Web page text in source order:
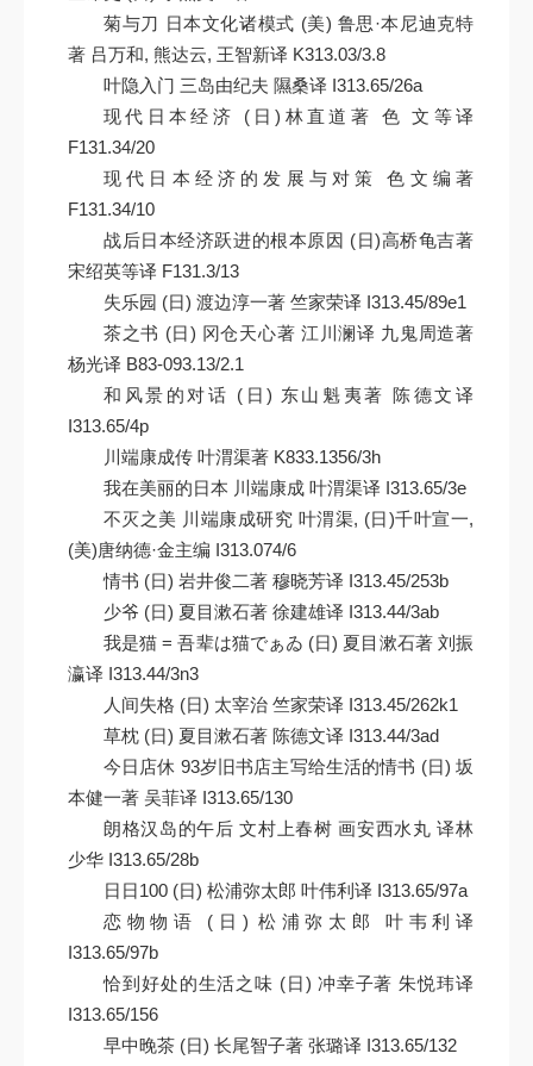
菊与刀 日本文化诸模式 (美) 鲁思·本尼迪克特
著 吕万和, 熊达云, 王智新译 K313.03/3.8
叶隐入门 三岛由纪夫 隰桑译 I313.65/26a
现代日本经济 (日)林直道著 色 文等译
F131.34/20
现代日本经济的发展与对策 色文编著
F131.34/10
战后日本经济跃进的根本原因 (日)高桥龟吉著
宋绍英等译 F131.3/13
失乐园 (日) 渡边淳一著 竺家荣译 I313.45/89e1
茶之书 (日) 冈仓天心著 江川澜译 九鬼周造著
杨光译 B83-093.13/2.1
和风景的对话 (日) 东山魁夷著 陈德文译
I313.65/4p
川端康成传 叶渭渠著 K833.1356/3h
我在美丽的日本 川端康成 叶渭渠译 I313.65/3e
不灭之美 川端康成研究 叶渭渠, (日)千叶宣一,
(美)唐纳德·金主编 I313.074/6
情书 (日) 岩井俊二著 穆晓芳译 I313.45/253b
少爷 (日) 夏目漱石著 徐建雄译 I313.44/3ab
我是猫 = 吾辈は猫でぁゐ (日) 夏目漱石著 刘振
瀛译 I313.44/3n3
人间失格 (日) 太宰治 竺家荣译 I313.45/262k1
草枕 (日) 夏目漱石著 陈德文译 I313.44/3ad
今日店休 93岁旧书店主写给生活的情书 (日) 坂
本健一著 吴菲译 I313.65/130
朗格汉岛的午后 文村上春树 画安西水丸 译林
少华 I313.65/28b
日日100 (日) 松浦弥太郎 叶伟利译 I313.65/97a
恋物物语 (日) 松浦弥太郎 叶韦利译
I313.65/97b
恰到好处的生活之味 (日) 冲幸子著 朱悦玮译
I313.65/156
早中晚茶 (日) 长尾智子著 张璐译 I313.65/132